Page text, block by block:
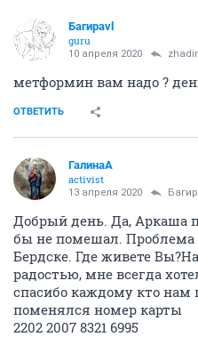
Багираvl
guru
10 апреля 2020
метформин вам надо ?
ОТВЕТИТЬ
ГалинаА
activist
13 апреля 2020
Добрый день. Да, Аркаша
бы не помешал.
Бердске. Где живете
радостью, мне всегда
спасибо каждому кто нам
поменялся номер карты
2202 2007 8321 6995